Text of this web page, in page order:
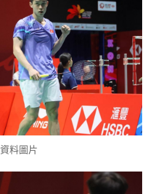
資料圖片